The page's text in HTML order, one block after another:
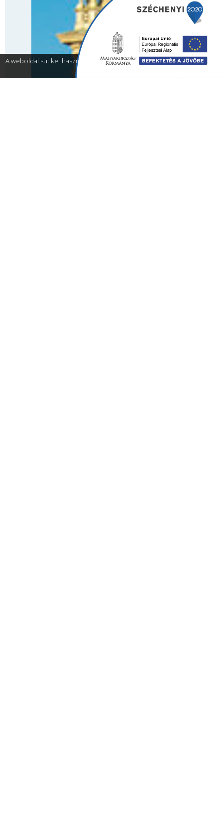
A weboldal sütiket használ a teljes funkcionalitás érdekében.Részletek